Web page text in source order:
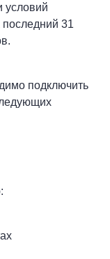
условий
последний 31
подключить